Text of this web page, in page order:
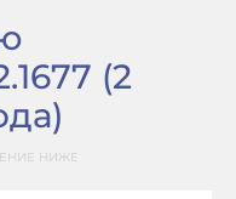
(2
НИЖЕ